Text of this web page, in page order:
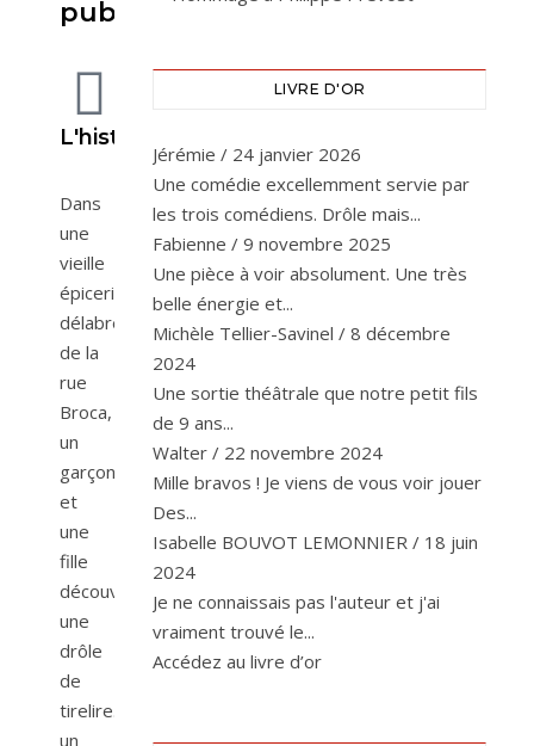
public
L'histoire
Dans
une
vieille
épicerie
délabrée
de la
rue
Broca,
un
garçon
et
une
fille
découvrent
une
drôle
de
tirelire…
un
LIVRE D'OR
Jérémie / 24 janvier 2026
Une comédie excellemment servie par
les trois comédiens. Drôle mais...
Fabienne / 9 novembre 2025
Une pièce à voir absolument. Une très
belle énergie et...
Michèle Tellier-Savinel / 8 décembre
2024
Une sortie théâtrale que notre petit fils
de 9 ans...
Walter / 22 novembre 2024
Mille bravos ! Je viens de vous voir jouer
Des...
Isabelle BOUVOT LEMONNIER / 18 juin
2024
Je ne connaissais pas l'auteur et j'ai
vraiment trouvé le...
Accédez au livre d’or